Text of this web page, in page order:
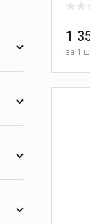
2
2
2
1
за 1